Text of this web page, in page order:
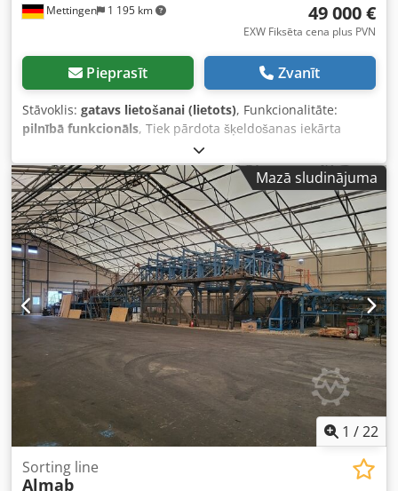
Mettingen 1 195 km 49 000 €
EXW Fiksēta cena plus PVN
Pieprasīt Zvanīt
Stāvoklis: gatavs lietošanai (lietots), Funkcionalitāte:
pilnībā funkcionāls, Tiek pārdota šķeldošanas iekārta
(šķeldošanas un atlases līnijā), kas sastāv no šādiem
komponentiem: - Apaļkoku iekraušanas sistēma - Pakāpju
konveijers apaļkokiem, ražotājs Saenger + Massierer -
Atsekošanas iekārta Cjdpfxozrfkve Alnorf - Konveijers
apaļkokiem - Centrālais padeves mehānisms ar stumbra
pagriešanas ierīci, ražotājs Kockums, tips 447-6 C, sērijas
numurs 70984 - Šķeldošanas iekārtas centrēšanas ierīce,
ražotājs Kockums, tips 240-12 D - Izejas konveijers ar
iespēju izvadīt materiālu no sāniem - Elektriskais skapis un
vadības sistēma (Siemens Simatic panelis) visai līnijai -
Maksimālais stumbra diametrs: 50 cm Līnija tiek pārdota
bez jebkādām garantijām un atbildības par materiāliem
Mazā sludinājuma
1 /22
Sorting line
Almab